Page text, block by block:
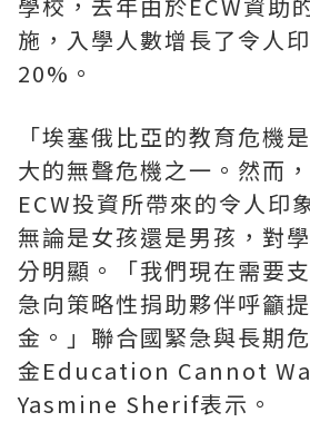
學校，去年由於ECW資助
施，入學人數增長了令人
20%。
「埃塞俄比亞的教育危機
大的無聲危機之一。然而
ECW投資所帶來的令人印
無論是女孩還是男孩，對
分明顯。「我們現在需要
急向策略性捐助夥伴呼籲
金。」聯合國緊急與長期
金Education Cannot
Yasmine Sherif表示。